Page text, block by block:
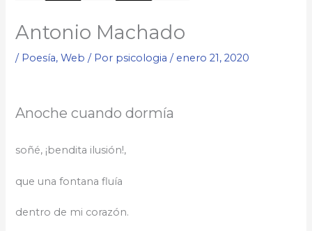
Antonio Machado
/ Poesía,Web / Por psicologia/ enero 21, 2020
Anoche cuando dormía
soñé, ¡bendita ilusión!,
que una fontana fluía
dentro de mi corazón.